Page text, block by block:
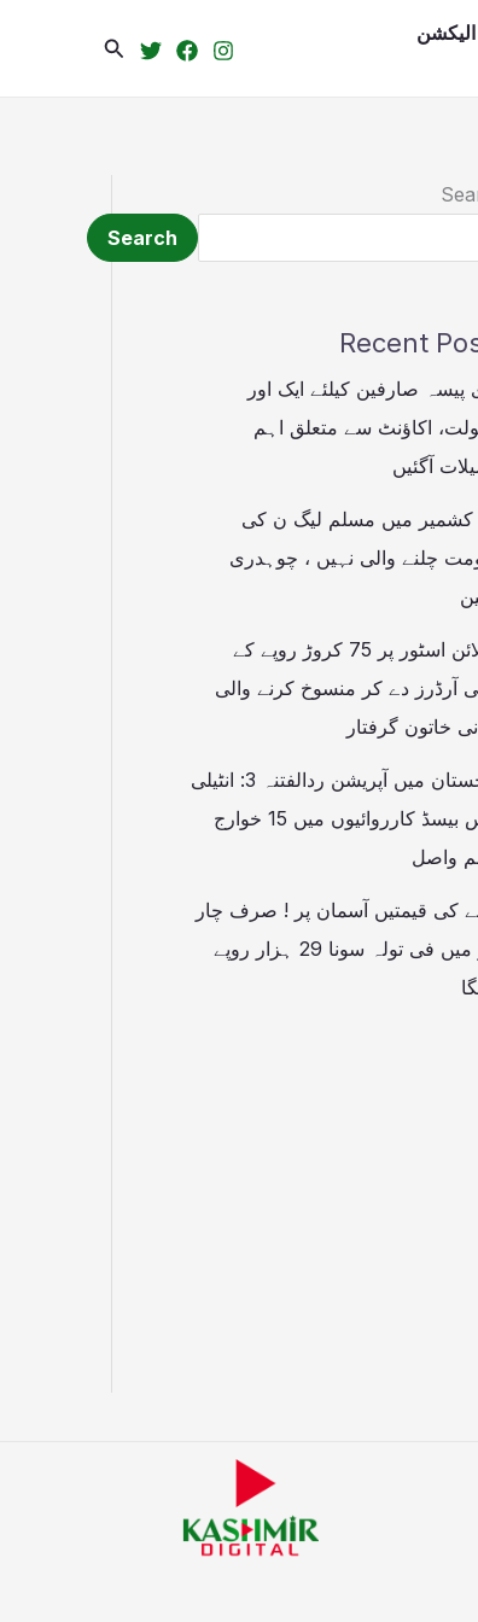
الیکشن
Search
Search
Recent
پیسہ صارفین کیلئے ایک اور
اکاؤنٹ سے متعلق اہم
آگئیں
کشمیر میں مسلم لیگ ن کی
چلنے والی نہیں ، چوہدری
آن لائن اسٹور پر 75 کروڑ روپے کے
آرڈرز دے کر منسوخ کرنے والی
خاتون گرفتار
بلوچستان میں آپریشن ردالفتنہ 3: انٹیلی
جنس بیسڈ کارروائیوں میں 15 خوارج
واصل
کی قیمتیں آسمان پر ! صرف چار
روز میں فی تولہ سونا 29 ہزار روپے